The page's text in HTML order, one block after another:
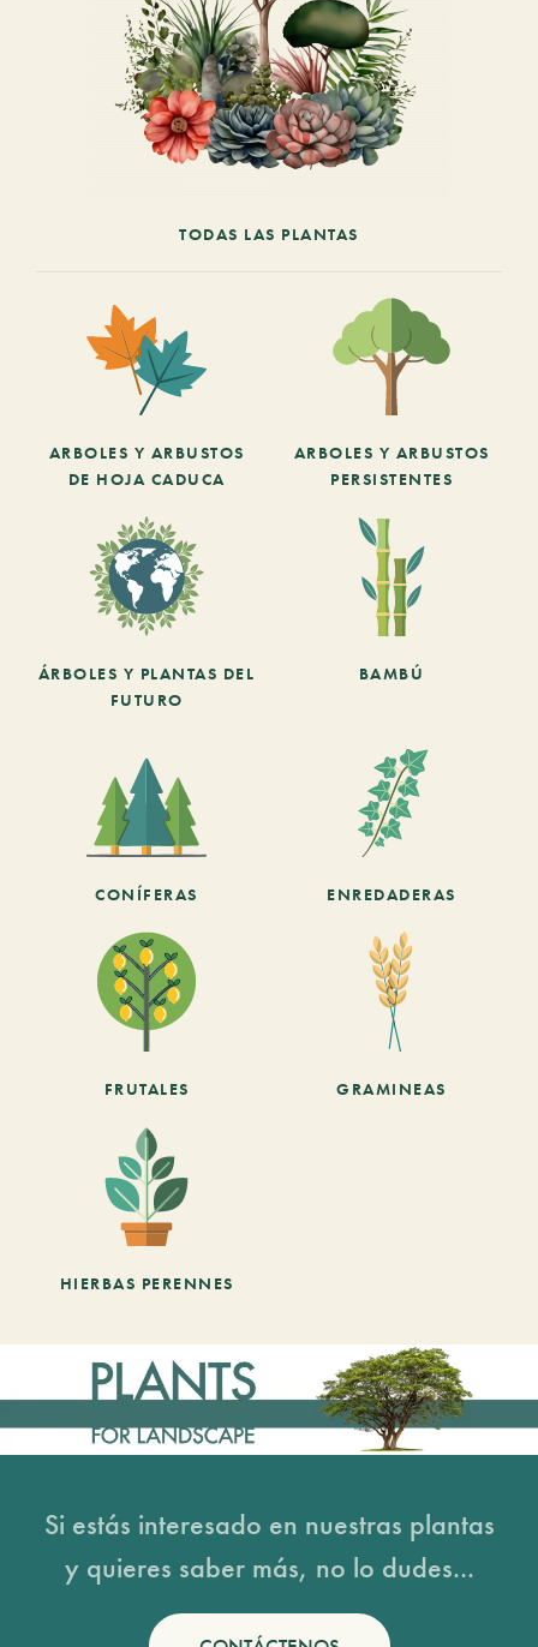
TODAS LAS PLANTAS
ARBOLES Y ARBUSTOS
DE HOJA CADUCA
ARBOLES Y ARBUSTOS
PERSISTENTES
ÁRBOLES Y PLANTAS DEL
FUTURO
BAMBÚ
CONÍFERAS ENREDADERAS
FRUTALES GRAMINEAS
HIERBAS PERENNES
Si estás interesado en nuestras plantas
y quieres saber más, no lo dudes...